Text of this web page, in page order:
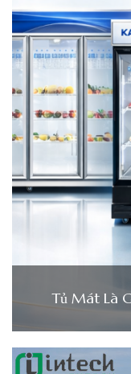
Tủ Mát Là